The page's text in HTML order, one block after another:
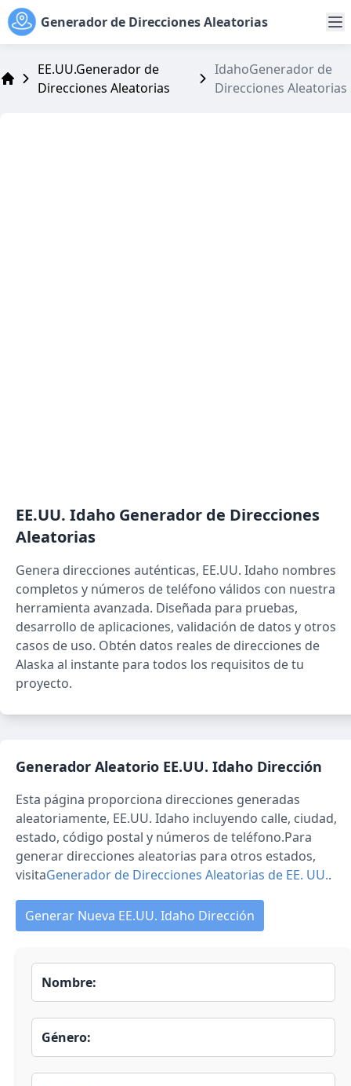
Generador de Direcciones Aleatorias
Address Generator
EE.UU.Generador de
Direcciones Aleatorias
IdahoGenerador de
Direcciones Aleatorias
EE.UU. Idaho Generador de Direcciones
Aleatorias
Genera direcciones auténticas, EE.UU. Idaho nombres
completos y números de teléfono válidos con nuestra
herramienta avanzada. Diseñada para pruebas,
desarrollo de aplicaciones, validación de datos y otros
casos de uso. Obtén datos reales de direcciones de
Alaska al instante para todos los requisitos de tu
proyecto.
Generador Aleatorio EE.UU. Idaho Dirección
Esta página proporciona direcciones generadas
aleatoriamente, EE.UU. Idaho incluyendo calle, ciudad,
estado, código postal y números de teléfono.Para
generar direcciones aleatorias para otros estados,
visitaGenerador de Direcciones Aleatorias de EE. UU..
Generar Nueva EE.UU. Idaho Dirección
Nombre:
Género: